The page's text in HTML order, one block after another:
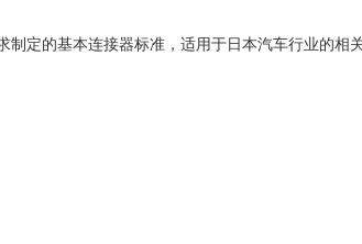
定的基本连接器标准，适用于日本汽车行业的相关